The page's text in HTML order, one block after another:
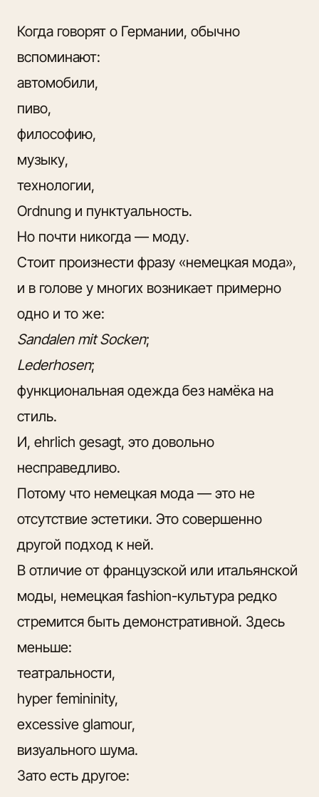
Когда говорят о Германии, обычно
вспоминают:
автомобили,
пиво,
философию,
музыку,
технологии,
Ordnung и пунктуальность.
Но почти никогда — моду.
Стоит произнести фразу «немецкая мода»,
и в голове у многих возникает примерно
одно и то же:
Sandalen mit Socken;
Lederhosen;
функциональная одежда без намёка на
стиль.
И, ehrlich gesagt, это довольно
несправедливо.
Потому что немецкая мода — это не
отсутствие эстетики. Это совершенно
другой подход к ней.
В отличие от французской или итальянской
моды, немецкая fashion-культура редко
стремится быть демонстративной. Здесь
меньше:
театральности,
hyper femininity,
excessive glamour,
визуального шума.
Зато есть другое: